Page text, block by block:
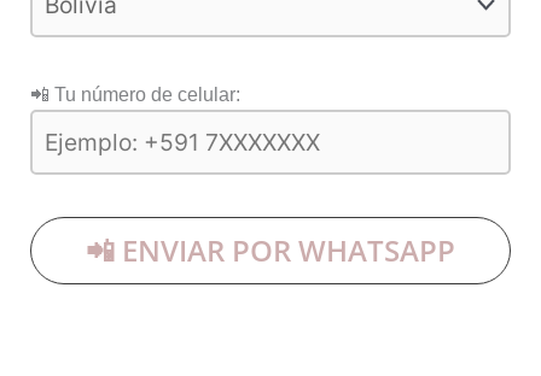
📲 Tu número de celular:
📲 ENVIAR POR WHATSAPP